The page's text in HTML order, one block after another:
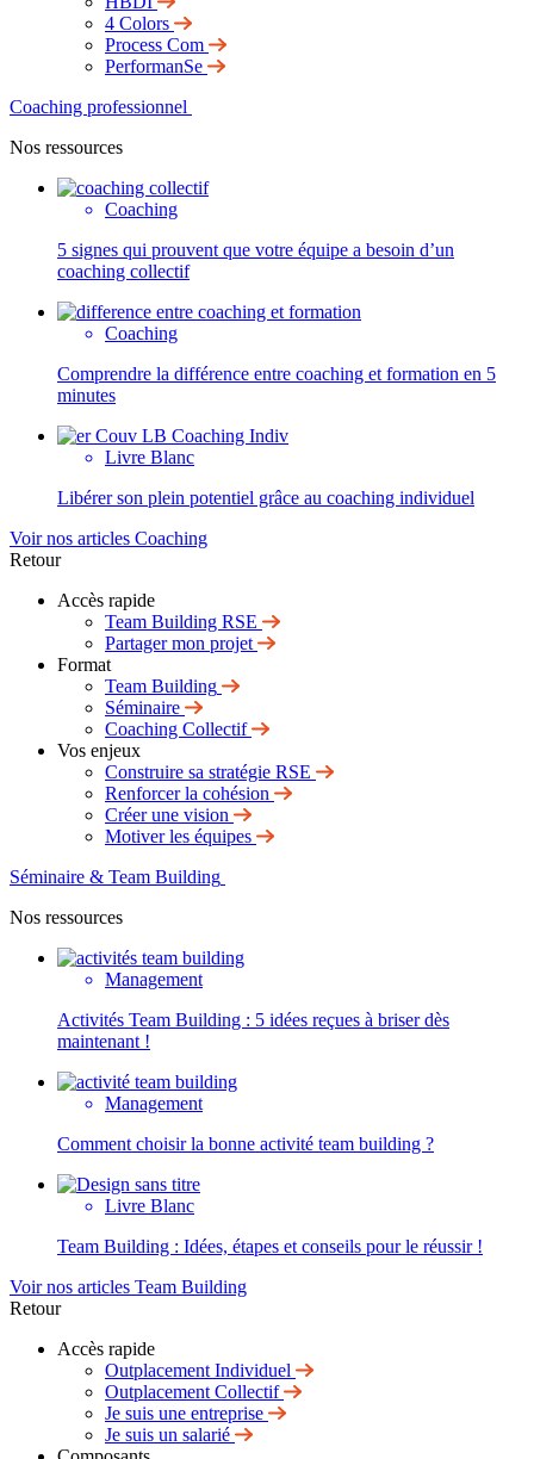
4 Colors
Process Com
PerformanSe
Coaching professionnel
Nos ressources
Coaching
5 signes qui prouvent que votre équipe a besoin d’un
coaching collectif
Coaching
Comprendre la différence entre coaching et formation en 5
minutes
Livre Blanc
Libérer son plein potentiel grâce au coaching individuel
Voir nos articles Coaching
Retour
Accès rapide
Team Building RSE
Partager mon projet
Format
Team Building
Séminaire
Coaching Collectif
Vos enjeux
Construire sa stratégie RSE
Renforcer la cohésion
Créer une vision
Motiver les équipes
Séminaire & Team Building
Nos ressources
Management
Activités Team Building : 5 idées reçues à briser dès
maintenant !
Management
Comment choisir la bonne activité team building ?
Livre Blanc
Team Building : Idées, étapes et conseils pour le réussir !
Voir nos articles Team Building
Retour
Accès rapide
Outplacement Individuel
Outplacement Collectif
Je suis une entreprise
Je suis un salarié